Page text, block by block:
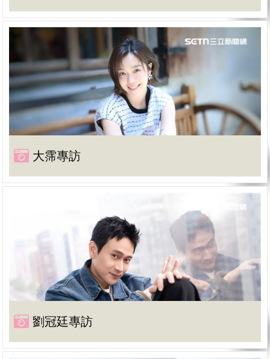
大霈專訪
劉冠廷專訪